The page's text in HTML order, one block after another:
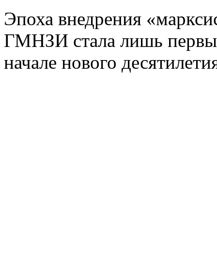
Эпоха внедрения
ГМНЗИ стала лишь
начале нового